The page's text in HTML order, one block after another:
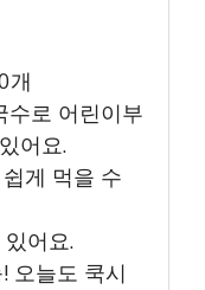
개
수로 어린이부
어요.
게 먹을 수
어요.
오늘도 쿡시